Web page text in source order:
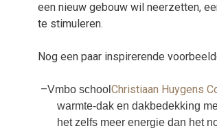
een nieuw gebouw wil neerzetten,
te stimuleren.
Nog een paar inspirerende
–Vmbo school Christiaan Huygens
warmte-dak en dakbedekking
het zelfs meer energie dan het